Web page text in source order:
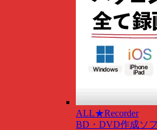
ALL★Recorder
BD・DVD作成ソ